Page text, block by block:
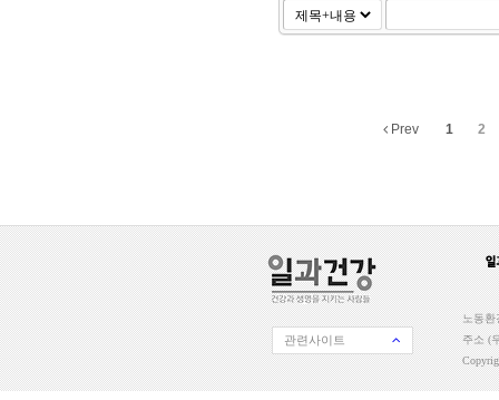
Prev 1 2
관련사이트
노동환
주소 (